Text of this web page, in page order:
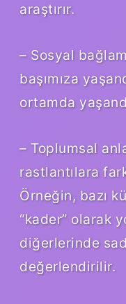
araştırır.
– Sosyal
başımıza
ortamda
– Toplumsal
rastlantılara
Örneğin, bazı
“kader” olarak
diğerlerinde
değerlendirilir.